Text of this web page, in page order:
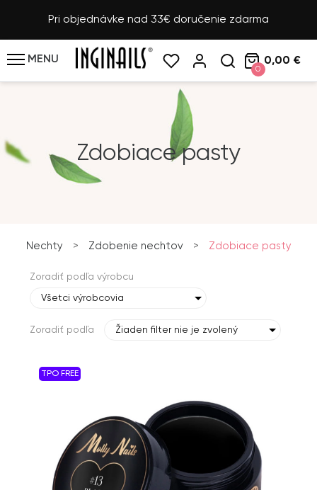
Pri objednávke nad 33€ doručenie zdarma
MENU
0
0,00 €
Zdobiace pasty
Nechty > Zdobenie nechtov > Zdobiace pasty
Zoradiť podľa výrobcu
Všetci výrobcovia
Zoradiť podľa Žiaden filter nie je zvolený
TPO FREE